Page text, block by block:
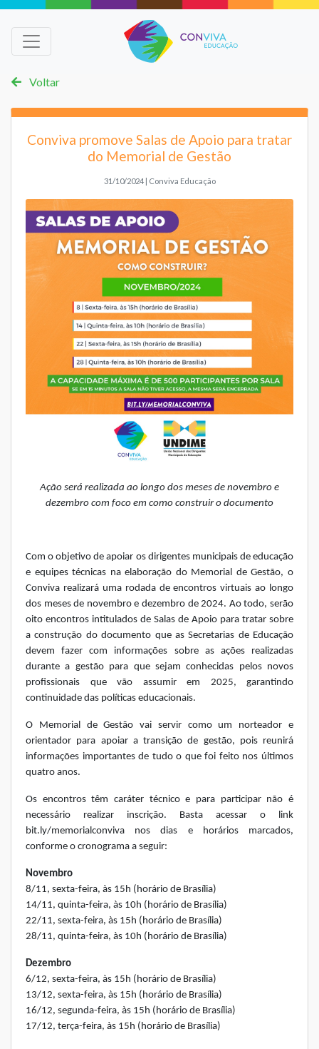
Voltar
Conviva promove Salas de Apoio para tratar
do Memorial de Gestão
31/10/2024 | Conviva Educação
Ação será realizada ao longo dos meses de novembro e
dezembro com foco em como construir o documento
Com o objetivo de apoiar os dirigentes municipais de educação
e equipes técnicas na elaboração do Memorial de Gestão, o
Conviva realizará uma rodada de encontros virtuais ao longo
dos meses de novembro e dezembro de 2024. Ao todo, serão
oito encontros intitulados de Salas de Apoio para tratar sobre
a construção do documento que as Secretarias de Educação
devem fazer com informações sobre as ações realizadas
durante a gestão para que sejam conhecidas pelos novos
profissionais que vão assumir em 2025, garantindo
continuidade das políticas educacionais.
O Memorial de Gestão vai servir como um norteador e
orientador para apoiar a transição de gestão, pois reunirá
informações importantes de tudo o que foi feito nos últimos
quatro anos.
Os encontros têm caráter técnico e para participar não é
necessário realizar inscrição. Basta acessar o link
bit.ly/memorialconviva nos dias e horários marcados,
conforme o cronograma a seguir:
Novembro
8/11, sexta-feira, às 15h (horário de Brasília)
14/11, quinta-feira, às 10h (horário de Brasília)
22/11, sexta-feira, às 15h (horário de Brasília)
28/11, quinta-feira, às 10h (horário de Brasília)
Dezembro
6/12, sexta-feira, às 15h (horário de Brasília)
13/12, sexta-feira, às 15h (horário de Brasília)
16/12, segunda-feira, às 15h (horário de Brasília)
17/12, terça-feira, às 15h (horário de Brasília)